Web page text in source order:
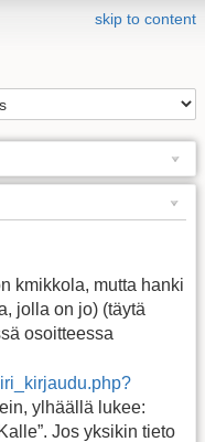
skip to content
kmikkola, mutta hanki
jolla on jo) (täytä
osoitteessa
ylhäällä lukee:
Jos yksikin tieto